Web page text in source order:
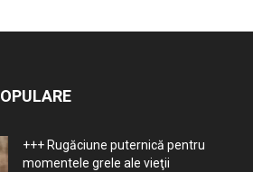
+++ Rugăciune puternică pentru
momentele grele ale vieţii